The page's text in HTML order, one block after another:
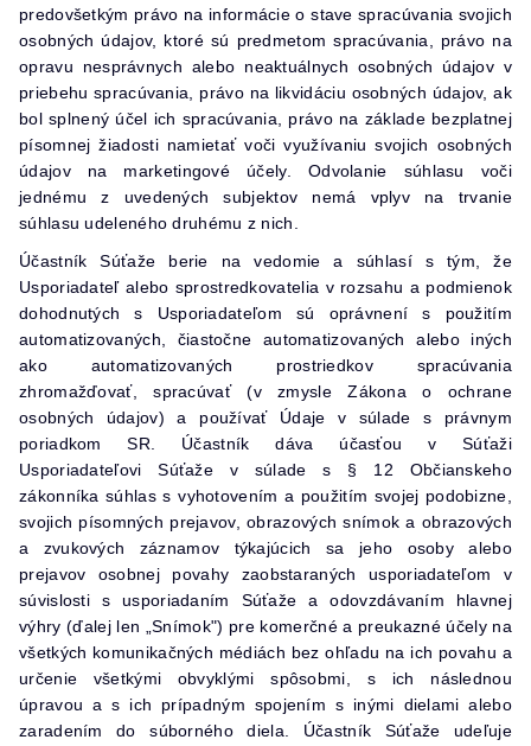
predovšetkým právo na informácie o stave spracúvania svojich
osobných údajov, ktoré sú predmetom spracúvania, právo na
opravu nesprávnych alebo neaktuálnych osobných údajov v
priebehu spracúvania, právo na likvidáciu osobných údajov, ak
bol splnený účel ich spracúvania, právo na základe bezplatnej
písomnej žiadosti namietať voči využívaniu svojich osobných
údajov na marketingové účely. Odvolanie súhlasu voči
jednému z uvedených subjektov nemá vplyv na trvanie
súhlasu udeleného druhému z nich.
Účastník Súťaže berie na vedomie a súhlasí s tým, že
Usporiadateľ alebo sprostredkovatelia v rozsahu a podmienok
dohodnutých s Usporiadateľom sú oprávnení s použitím
automatizovaných, čiastočne automatizovaných alebo iných
ako automatizovaných prostriedkov spracúvania
zhromažďovať, spracúvať (v zmysle Zákona o ochrane
osobných údajov) a používať Údaje v súlade s právnym
poriadkom SR. Účastník dáva účasťou v Súťaži
Usporiadateľovi Súťaže v súlade s § 12 Občianskeho
zákonníka súhlas s vyhotovením a použitím svojej podobizne,
svojich písomných prejavov, obrazových snímok a obrazových
a zvukových záznamov týkajúcich sa jeho osoby alebo
prejavov osobnej povahy zaobstaraných usporiadateľom v
súvislosti s usporiadaním Súťaže a odovzdávaním hlavnej
výhry (ďalej len „Snímok") pre komerčné a preukazné účely na
všetkých komunikačných médiách bez ohľadu na ich povahu a
určenie všetkými obvyklými spôsobmi, s ich následnou
úpravou a s ich prípadným spojením s inými dielami alebo
zaradením do súborného diela. Účastník Súťaže udeľuje